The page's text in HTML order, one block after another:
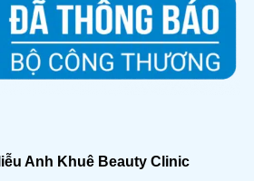
Anh Khuê Beauty Clinic